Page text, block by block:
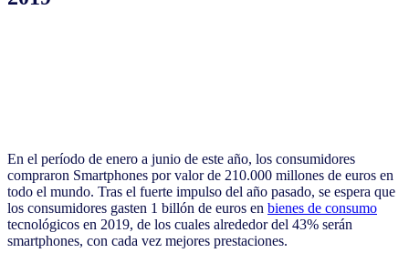
En el período de enero a junio de este año, los consumidores
compraron Smartphones por valor de 210.000 millones de euros en
todo el mundo. Tras el fuerte impulso del año pasado, se espera que
los consumidores gasten 1 billón de euros en bienes de consumo
tecnológicos en 2019, de los cuales alrededor del 43% serán
smartphones, con cada vez mejores prestaciones.